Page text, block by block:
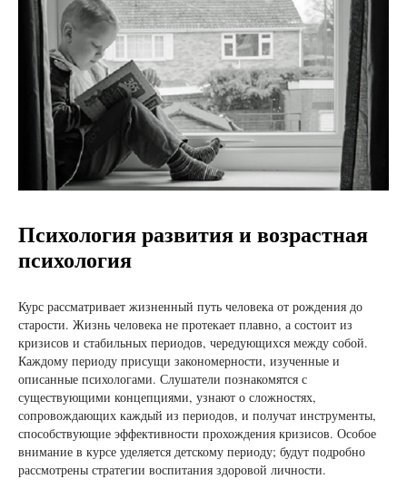
Психология развития и возрастная
психология
Курс рассматривает жизненный путь человека от рождения до
старости. Жизнь человека не протекает плавно, а состоит из
кризисов и стабильных периодов, чередующихся между собой.
Каждому периоду присущи закономерности, изученные и
описанные психологами. Слушатели познакомятся с
существующими концепциями, узнают о сложностях,
сопровождающих каждый из периодов, и получат инструменты,
способствующие эффективности прохождения кризисов. Особое
внимание в курсе уделяется детскому периоду; будут подробно
рассмотрены стратегии воспитания здоровой личности.